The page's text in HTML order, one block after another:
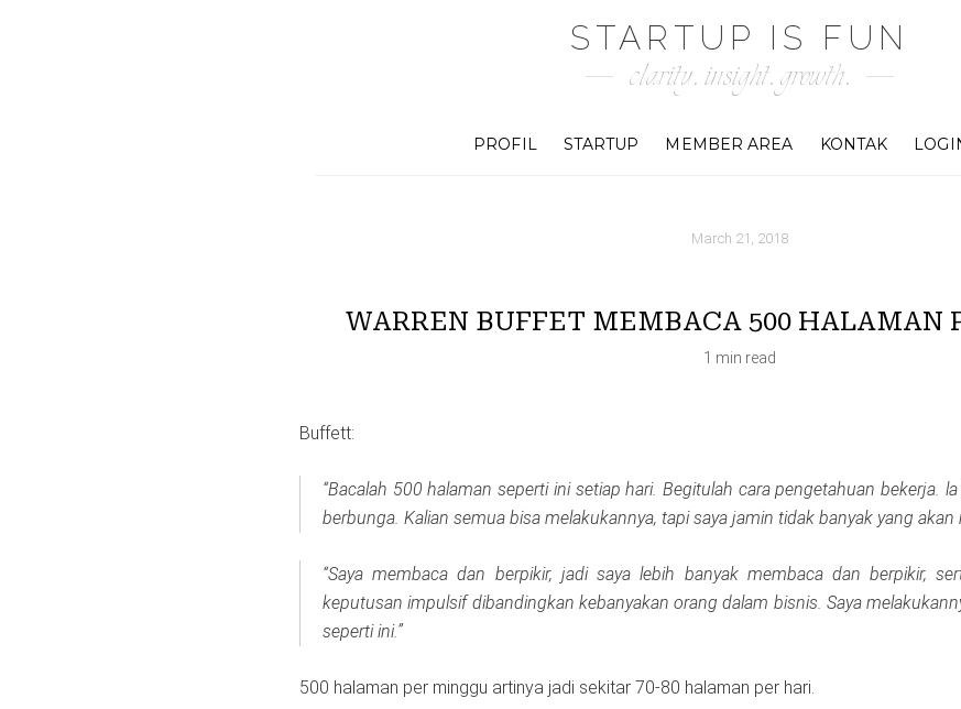
STARTUP IS FUN
clarity. insight. growth.
PROFIL STARTUP MEMBER AREA KONTAK
March 21, 2018
WARREN BUFFET MEMBACA 500 HALAMAN
1 min read
Buffett:
“Bacalah 500 halaman seperti ini setiap hari. Begitulah cara pengetahuan bekerja.
berbunga. Kalian semua bisa melakukannya, tapi saya jamin tidak banyak yang akan
“Saya membaca dan berpikir, jadi saya lebih banyak membaca dan berpikir,
keputusan impulsif dibandingkan kebanyakan orang dalam bisnis. Saya
seperti ini.”
500 halaman per minggu artinya jadi sekitar 70-80 halaman per hari.